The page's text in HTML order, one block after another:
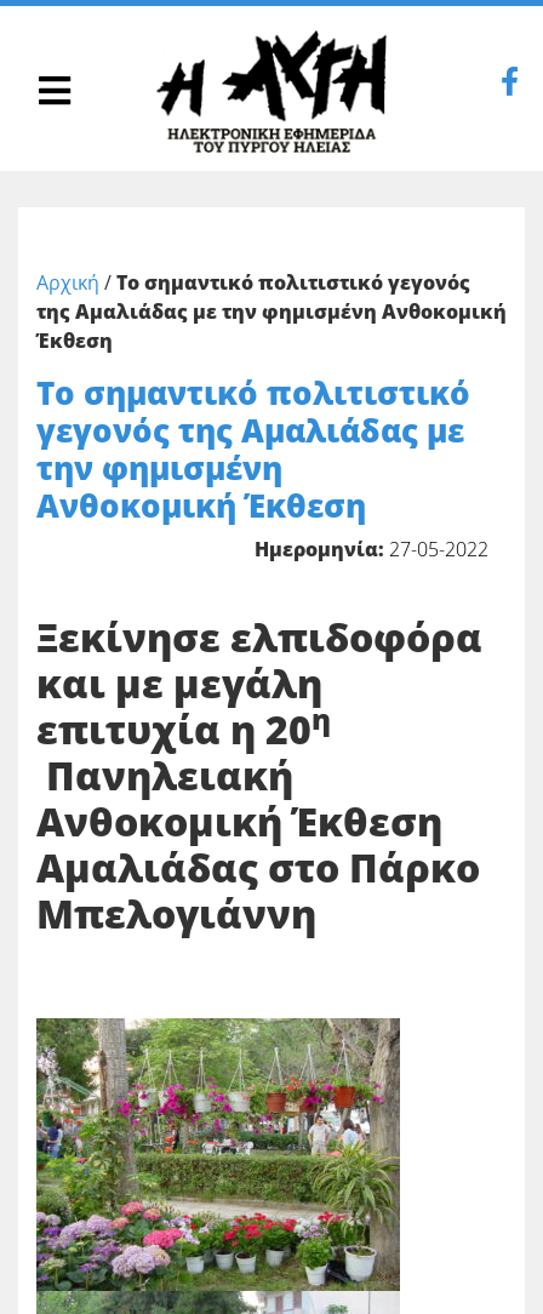
Αρχική /Το σημαντικό πολιτιστικό γεγονός
της Αμαλιάδας με την φημισμένη Ανθοκομική
Έκθεση
Το σημαντικό πολιτιστικό
γεγονός της Αμαλιάδας με
την φημισμένη
Ανθοκομική Έκθεση
Ημερομηνία: 27-05-2022
Ξεκίνησε ελπιδοφόρα
και με μεγάλη
επιτυχία η 20η
Πανηλειακή
Ανθοκομική Έκθεση
Αμαλιάδας στο Πάρκο
Μπελογιάννη